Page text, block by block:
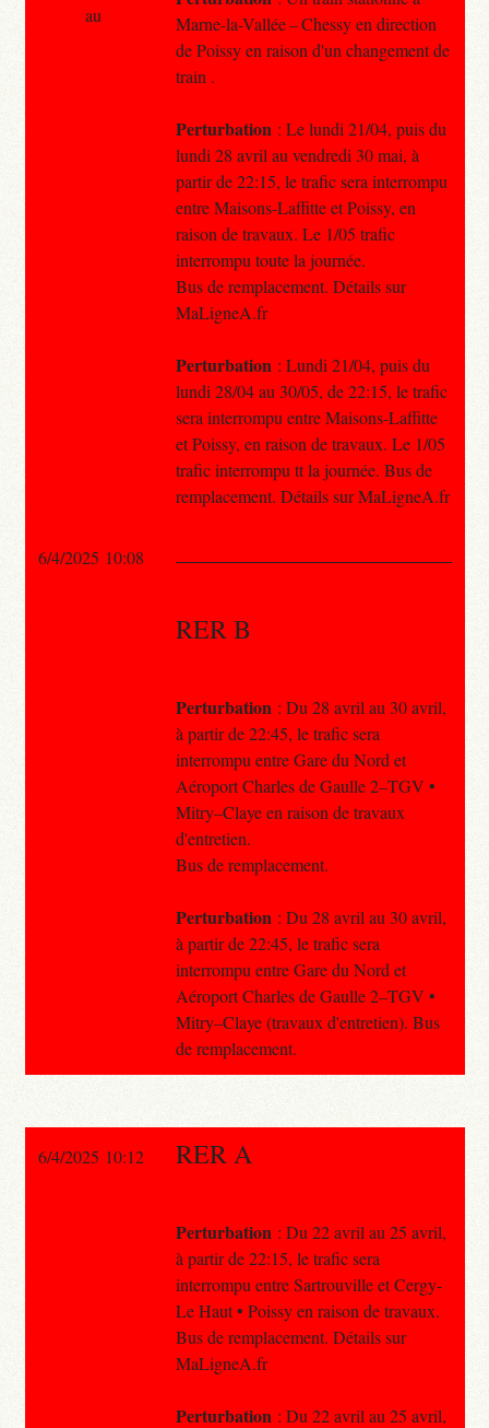
Marne-la-Vallée – Chessy en direction
de Poissy en raison d'un changement de
train .
Perturbation : Le lundi 21/04, puis du
lundi 28 avril au vendredi 30 mai, à
partir de 22:15, le trafic sera interrompu
entre Maisons-Laffitte et Poissy, en
raison de travaux. Le 1/05 trafic
interrompu toute la journée.
Bus de remplacement. Détails sur
MaLigneA.fr
Perturbation : Lundi 21/04, puis du
lundi 28/04 au 30/05, de 22:15, le trafic
sera interrompu entre Maisons-Laffitte
et Poissy, en raison de travaux. Le 1/05
trafic interrompu tt la journée. Bus de
remplacement. Détails sur MaLigneA.fr
RER B
Perturbation : Du 28 avril au 30 avril,
à partir de 22:45, le trafic sera
interrompu entre Gare du Nord et
Aéroport Charles de Gaulle 2–TGV •
Mitry–Claye en raison de travaux
d'entretien.
Bus de remplacement.
Perturbation : Du 28 avril au 30 avril,
à partir de 22:45, le trafic sera
interrompu entre Gare du Nord et
Aéroport Charles de Gaulle 2–TGV •
Mitry–Claye (travaux d'entretien). Bus
de remplacement.
au
6/4/2025 10:08
6/4/2025 10:12 RER A
Perturbation : Du 22 avril au 25 avril,
à partir de 22:15, le trafic sera
interrompu entre Sartrouville et Cergy-
Le Haut • Poissy en raison de travaux.
Bus de remplacement. Détails sur
MaLigneA.fr
Perturbation : Du 22 avril au 25 avril,